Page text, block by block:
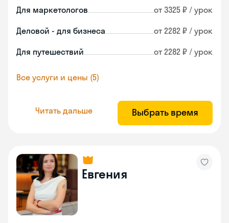
Для маркетологов от 3325 ₽ / урок
Деловой - для бизнеса от 2282 ₽ / урок
Для путешествий от 2282 ₽ / урок
Все услуги и цены (5)
Читать дальше Выбрать время
Евгения